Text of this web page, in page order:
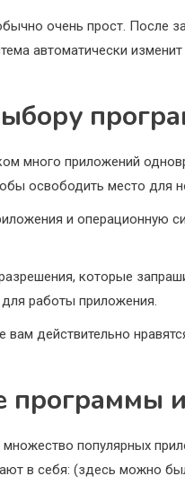
очень прост. После
автоматически
много приложений
освободить место для
и операционную
которые
работы приложения.
вам действительно
программы
популярных
в себя: (здесь можно